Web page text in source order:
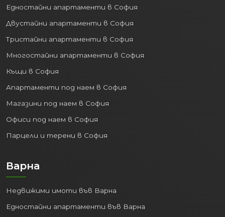
Едностайни апартаменти в София
Двустайни апартаменти в София
Тристайни апартаменти в София
Многостайни апартаменти в София
Къщи в София
Апартаменти под наем в София
Магазини под наем в София
Офиси под наем в София
Парцели и терени в София
Варна
Недвижими имоти във Варна
Едностайни апартаменти във Варна